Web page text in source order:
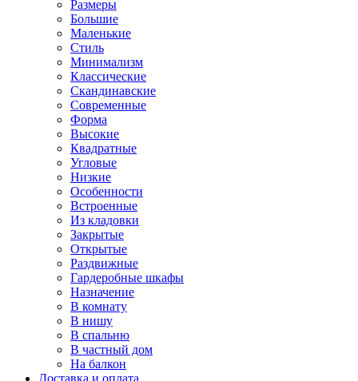
Размеры
Большие
Маленькие
Стиль
Минимализм
Классические
Скандинавские
Современные
Форма
Высокие
Квадратные
Угловые
Низкие
Особенности
Встроенные
Из кладовки
Закрытые
Открытые
Раздвижные
Гардеробные шкафы
Назначение
В комнату
В нишу
В спальню
В частный дом
На балкон
Доставка и оплата